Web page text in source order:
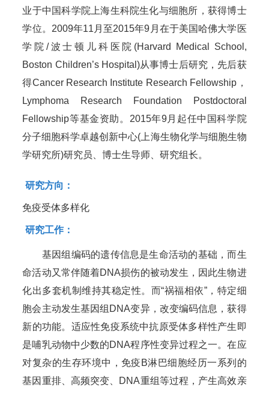
业于中国科学院上海生科院生化与细胞所，获得博士
学位。2009年11月至2015年9月在于美国哈佛大学医
学院/波士顿儿科医院(Harvard Medical School,
Boston Children’s Hospital)从事博士后研究，先后获
得Cancer Research Institute Research Fellowship，
Lymphoma Research Foundation Postdoctoral
Fellowship等基金资助。2015年9月起任中国科学院
分子细胞科学卓越创新中心(上海生物化学与细胞生物
学研究所)研究员、博士生导师、研究组长。
研究方向：
免疫受体多样化
研究工作：
基因组编码的遗传信息是生命活动的基础，而生
命活动又常伴随着DNA损伤的被动发生，因此生物进
化出多套机制维持其稳定性。而“祸福相依”，特定细
胞会主动发生基因组DNA变异，改变编码信息，获得
新的功能。适应性免疫系统中抗原受体多样性产生即
是哺乳动物中少数的DNA程序性变异过程之一。在应
对复杂的生存环境中，免疫B淋巴细胞经历一系列的
基因重排、高频突变、DNA重组等过程，产生高效亲